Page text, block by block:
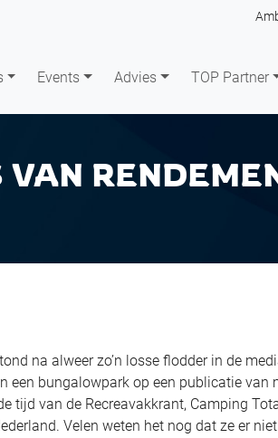
Events Advies TOP Partner
na alweer zo’n losse flodder in de
een bungalowpark op een publicatie van
tijd van de Recreavakkrant, Camping
Velen weten het nog dat ze er